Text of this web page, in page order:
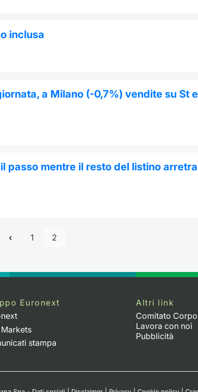
inclusa
a Milano (-0,7%) vendite su St e
passo mentre il resto del listino
1 2
Euronext
stampa
Altri link
Comitato
Lavora con noi
Pubblicità